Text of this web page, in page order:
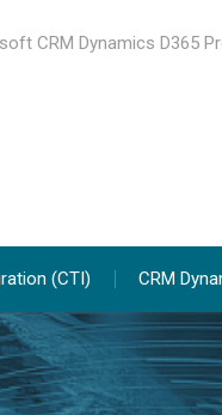
CRM Dynamics D365
(CTI) CRM